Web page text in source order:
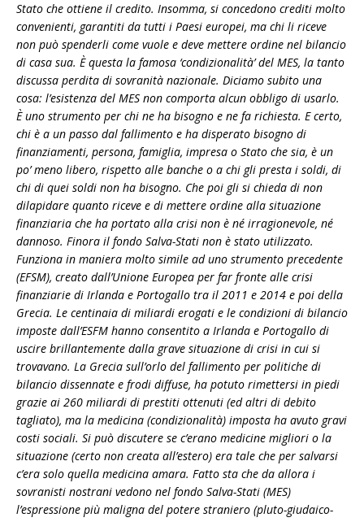
Stato che ottiene il credito. Insomma, si concedono crediti molto
convenienti, garantiti da tutti i Paesi europei, ma chi li riceve
non può spenderli come vuole e deve mettere ordine nel bilancio
di casa sua. È questa la famosa ‘condizionalità’ del MES, la tanto
discussa perdita di sovranità nazionale. Diciamo subito una
cosa: l’esistenza del MES non comporta alcun obbligo di usarlo.
È uno strumento per chi ne ha bisogno e ne fa richiesta. E certo,
chi è a un passo dal fallimento e ha disperato bisogno di
finanziamenti, persona, famiglia, impresa o Stato che sia, è un
po’ meno libero, rispetto alle banche o a chi gli presta i soldi, di
chi di quei soldi non ha bisogno. Che poi gli si chieda di non
dilapidare quanto riceve e di mettere ordine alla situazione
finanziaria che ha portato alla crisi non è né irragionevole, né
dannoso. Finora il fondo Salva-Stati non è stato utilizzato.
Funziona in maniera molto simile ad uno strumento precedente
(EFSM), creato dall’Unione Europea per far fronte alle crisi
finanziarie di Irlanda e Portogallo tra il 2011 e 2014 e poi della
Grecia. Le centinaia di miliardi erogati e le condizioni di bilancio
imposte dall’ESFM hanno consentito a Irlanda e Portogallo di
uscire brillantemente dalla grave situazione di crisi in cui si
trovavano. La Grecia sull’orlo del fallimento per politiche di
bilancio dissennate e frodi diffuse, ha potuto rimettersi in piedi
grazie ai 260 miliardi di prestiti ottenuti (ed altri di debito
tagliato), ma la medicina (condizionalità) imposta ha avuto gravi
costi sociali. Si può discutere se c’erano medicine migliori o la
situazione (certo non creata all’estero) era tale che per salvarsi
c’era solo quella medicina amara. Fatto sta che da allora i
sovranisti nostrani vedono nel fondo Salva-Stati (MES)
l’espressione più maligna del potere straniero (pluto-giudaico-